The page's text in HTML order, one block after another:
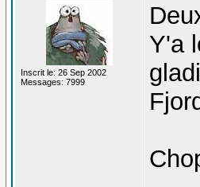
Inscrit le: 26 Sep 2002
Messages: 7999
Y'a